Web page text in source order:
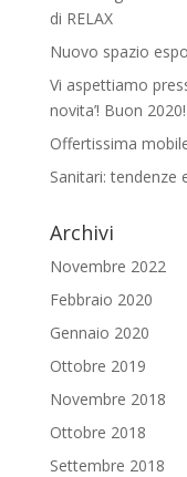
di RELAX
Nuovo spazio
Vi aspettiamo
novita’! Buon 2020!
Offertissima
Sanitari: tendenze
Archivi
Novembre 2022
Febbraio 2020
Gennaio 2020
Ottobre 2019
Novembre 2018
Ottobre 2018
Settembre 2018